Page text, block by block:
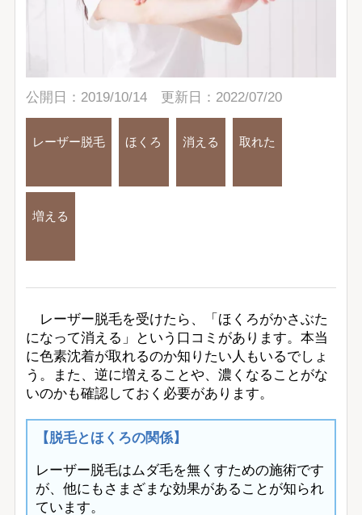
公開日：2019/10/14 更新日：2022/07/20
レーザー脱毛 ほくろ 消える 取れた
増える
レーザー脱毛を受けたら、「ほくろがかさぶた
になって消える」という口コミがあります。本当
に色素沈着が取れるのか知りたい人もいるでしょ
う。また、逆に増えることや、濃くなることがな
いのかも確認しておく必要があります。
【脱毛とほくろの関係】
レーザー脱毛はムダ毛を無くすための施術です
が、他にもさまざまな効果があることが知られ
ています。